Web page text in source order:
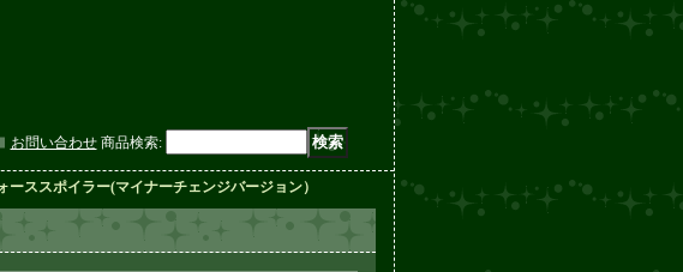
お問い合わせ 商品検索:
ーススポイラー(マイナーチェンジバージョン）